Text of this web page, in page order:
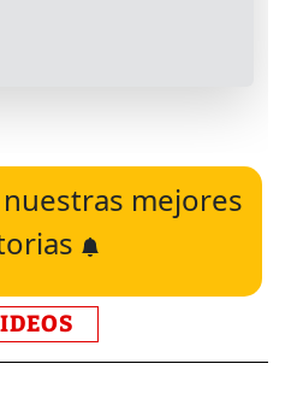
mejores